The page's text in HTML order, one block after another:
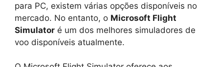
para PC, existem várias opções disponíveis no
mercado. No entanto, o Microsoft Flight
Simulator é um dos melhores simuladores de
voo disponíveis atualmente.